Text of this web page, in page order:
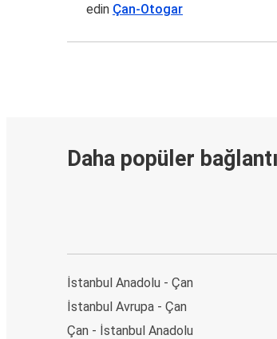
edin Çan-Otogar
Daha popüler
İstanbul Anadolu - Çan
İstanbul Avrupa - Çan
Çan - İstanbul Anadolu